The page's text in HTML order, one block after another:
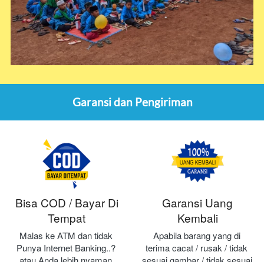
Garansi dan Pengiriman
Bisa COD / Bayar Di
Tempat
Malas ke ATM dan tidak
Punya Internet Banking..?
Garansi Uang
Kembali
Apabila barang yang di
terima cacat / rusak / tidak